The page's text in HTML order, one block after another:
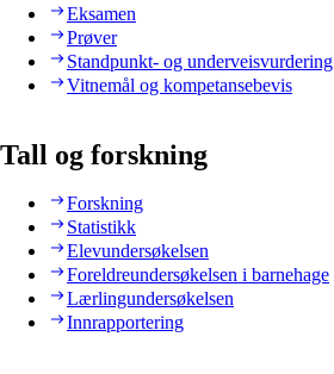
Eksamen
Prøver
Standpunkt- og underveisvurdering
Vitnemål og kompetansebevis
Tall og forskning
Forskning
Statistikk
Elevundersøkelsen
Foreldreundersøkelsen i barnehage
Lærlingundersøkelsen
Innrapportering